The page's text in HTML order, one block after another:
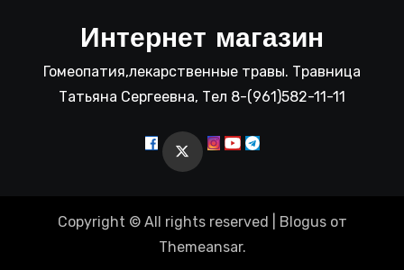
Интернет магазин
Гомеопатия,лекарственные травы. Травница
Татьяна Сергеевна, Тел 8-(961)582-11-11
Copyright © All rights reserved Blogusот
Themeansar.